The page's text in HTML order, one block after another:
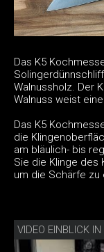
Das K5
Walnussholz. Der
Walnuss weist
Das K5
die
am bläulich- bis
Sie die Klinge des
um die Schärfe zu
VIDEO EINBLICK